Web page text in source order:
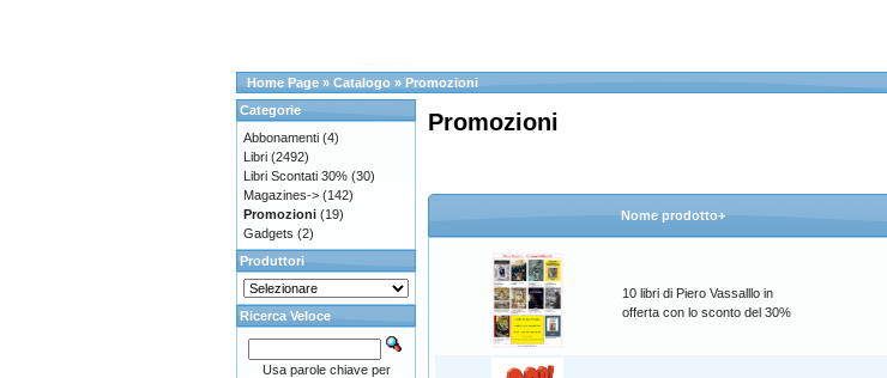
Home Page » Catalogo » Promozioni
Promozioni
Nome prodotto+
10 libri di Piero Vassalllo in
offerta con lo sconto del 30%
Categorie
Abbonamenti (4)
Libri (2492)
Libri Scontati 30% (30)
Magazines-> (142)
Promozioni (19)
Gadgets (2)
Produttori
Ricerca Veloce
Usa parole chiave per